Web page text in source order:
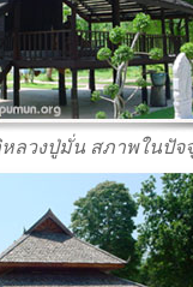
ลวงปู่มั่น สภาพในปัจ